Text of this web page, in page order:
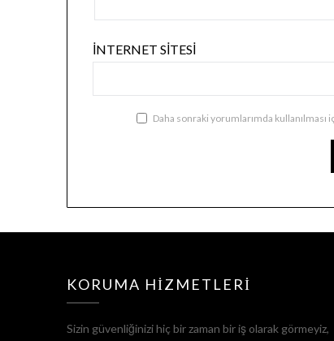
İNTERNET SITESI
Daha sonraki yorumlarımda kullanılması
KORUMA HIZMETLERI
Sizin güvenliğinizi hiç bir zaman bir iş olarak görmeyiz,